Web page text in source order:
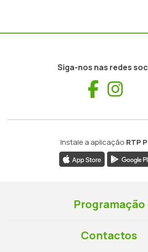
Siga-nos nas redes
Instale a aplicação RTP
Programação
Contactos